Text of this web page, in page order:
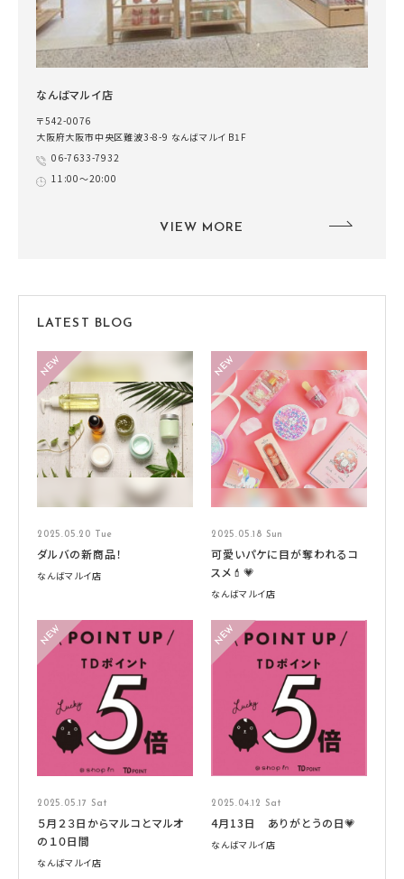
なんばマルイ店
〒542-0076
大阪府大阪市中央区難波3-8-9 なんばマルイ B1F
06-7633-7932
11:00～20:00
VIEW MORE
LATEST BLOG
2025.05.20 Tue
ダルバの新商品！
なんばマルイ店
2025.05.18 Sun
可愛いパケに目が奪われるコ
スメ💄💗
なんばマルイ店
2025.05.17 Sat
５月２３日からマルコとマルオ
の１０日間
なんばマルイ店
2025.04.12 Sat
4月13日 ありがとうの日💗
なんばマルイ店